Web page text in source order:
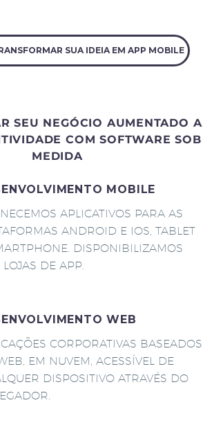
SUA IDEIA EM APP MOBILE
SEU NEGÓCIO AUMENTADO A
COM SOFTWARE SOB
MEDIDA
MOBILE
APLICATIVOS PARA AS
ANDROID E IOS, TABLET
DISPONIBILIZAMOS
LOJAS DE APP.
WEB
CORPORATIVAS BASEADOS
EM NUVEM, ACESSÍVEL DE
DISPOSITIVO ATRAVÉS DO